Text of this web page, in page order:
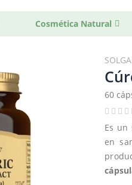
Cosmética Natural
60
Es un
en